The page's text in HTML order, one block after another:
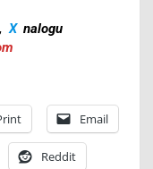
X nalogu
Email
Reddit